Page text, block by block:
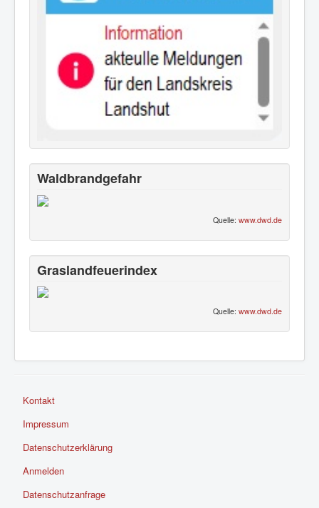
Waldbrandgefahr
Quelle: www.dwd.de
Graslandfeuerindex
Quelle: www.dwd.de
Kontakt
Impressum
Datenschutzerklärung
Anmelden
Datenschutzanfrage